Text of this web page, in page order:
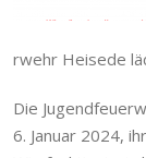
rwehr Heisede
Die
6. Januar 2024,